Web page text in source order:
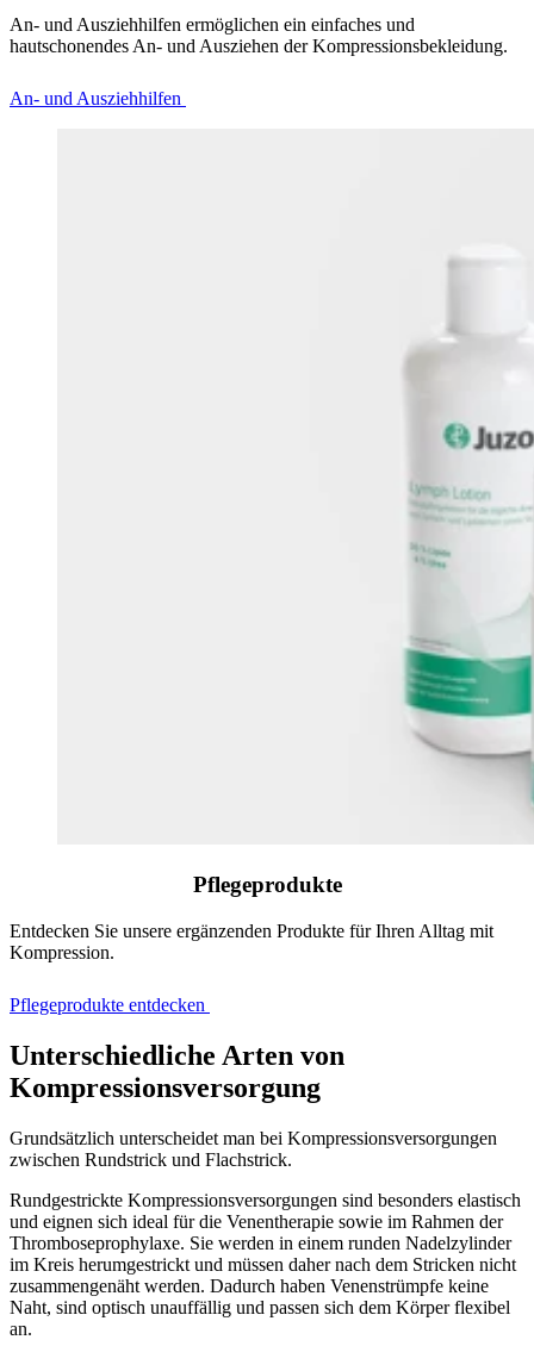
An- und Ausziehhilfen ermöglichen ein einfaches und
hautschonendes An- und Ausziehen der Kompressionsbekleidung.
An- und Ausziehhilfen
Pflegeprodukte
Entdecken Sie unsere ergänzenden Produkte für Ihren Alltag mit
Kompression.
Pflegeprodukte entdecken
Unterschiedliche Arten von
Kompressionsversorgung
Grundsätzlich unterscheidet man bei Kompressionsversorgungen
zwischen Rundstrick und Flachstrick.
Rundgestrickte Kompressionsversorgungen sind besonders elastisch
und eignen sich ideal für die Venentherapie sowie im Rahmen der
Thromboseprophylaxe. Sie werden in einem runden Nadelzylinder
im Kreis herumgestrickt und müssen daher nach dem Stricken nicht
zusammengenäht werden. Dadurch haben Venenstrümpfe keine
Naht, sind optisch unauffällig und passen sich dem Körper flexibel
an.